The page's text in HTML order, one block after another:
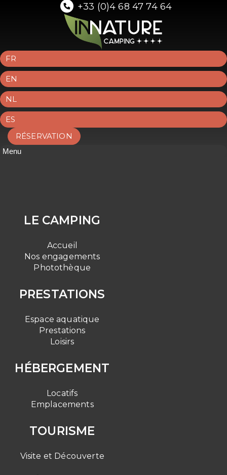
+33 (0)4 68 47 74 64
FR
EN
NL
ES
RÉSERVATION
Menu
LE CAMPING
Accueil
Nos engagements
Photothèque
PRESTATIONS
Espace aquatique
Prestations
Loisirs
HÉBERGEMENT
Locatifs
Emplacements
TOURISME
Visite et Découverte